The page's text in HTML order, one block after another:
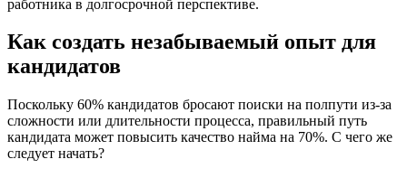
работника в долгосрочной перспективе.
Как создать незабываемый опыт для
кандидатов
Поскольку 60% кандидатов бросают поиски на полпути из-за
сложности или длительности процесса, правильный путь
кандидата может повысить качество найма на 70%. С чего же
следует начать?